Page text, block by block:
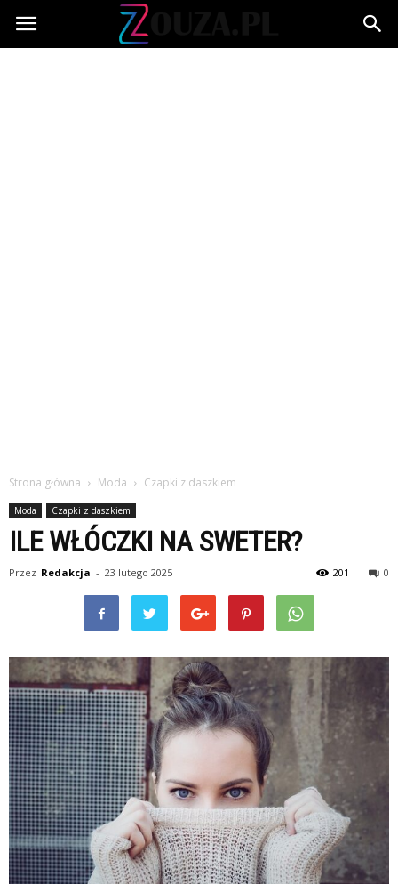
Zouza.pl
Strona główna Moda Czapki z daszkiem
Moda Czapki z daszkiem
ILE WŁÓCZKI NA SWETER?
Przez Redakcja - 23 lutego 2025 0
201